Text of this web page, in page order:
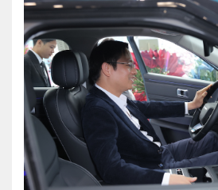
Facebook Youtube
CONTACT US
0972271616
ngocvu.vneconomy@gmail.com